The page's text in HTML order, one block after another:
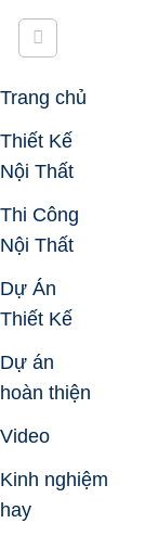
Skip
Trang chủ
Thiết Kế
Nội Thất
Thi Công
Nội Thất
Dự Án
Thiết Kế
Dự án
hoàn thiện
Video
Kinh nghiệm
hay